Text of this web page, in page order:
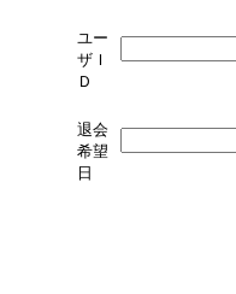
ユー
ザＩ
Ｄ
退会
希望
日